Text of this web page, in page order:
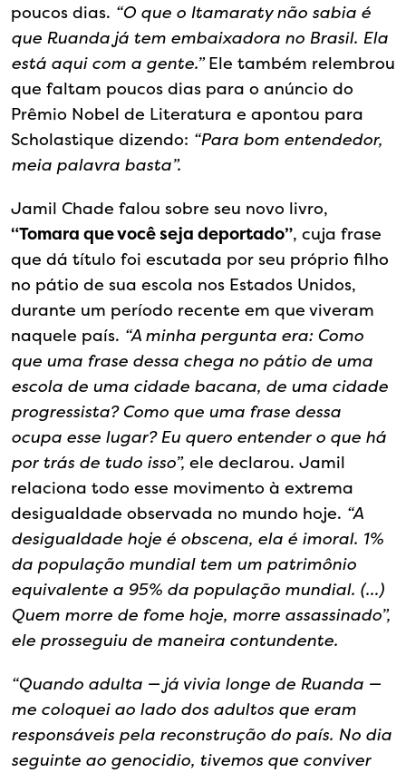
poucos dias. “O que o Itamaraty não sabia é
que Ruanda já tem embaixadora no Brasil. Ela
está aqui com a gente.”Ele também relembrou
que faltam poucos dias para o anúncio do
Prêmio Nobel de Literatura e apontou para
Scholastique dizendo: “Para bom entendedor,
meia palavra basta”.
Jamil Chade falou sobre seu novo livro,
“Tomara que você seja deportado”, cuja frase
que dá título foi escutada por seu próprio filho
no pátio de sua escola nos Estados Unidos,
durante um período recente em que viveram
naquele país. “A minha pergunta era: Como
que uma frase dessa chega no pátio de uma
escola de uma cidade bacana, de uma cidade
progressista? Como que uma frase dessa
ocupa esse lugar? Eu quero entender o que há
por trás de tudo isso”, ele declarou. Jamil
relaciona todo esse movimento à extrema
desigualdade observada no mundo hoje. “A
desigualdade hoje é obscena, ela é imoral. 1%
da população mundial tem um patrimônio
equivalente a 95% da população mundial. (…)
Quem morre de fome hoje, morre assassinado”,
ele prosseguiu de maneira contundente.
“Quando adulta — já vivia longe de Ruanda —
me coloquei ao lado dos adultos que eram
responsáveis pela reconstrução do país. No dia
seguinte ao genocidio, tivemos que conviver